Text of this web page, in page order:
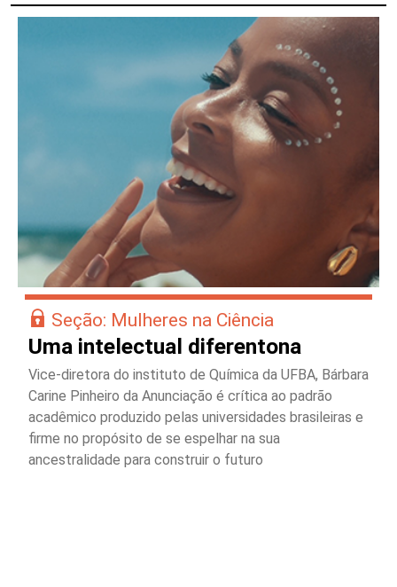
Seção: Mulheres na Ciência
Uma intelectual diferentona
Vice-diretora do instituto de Química da UFBA, Bárbara
Carine Pinheiro da Anunciação é crítica ao padrão
acadêmico produzido pelas universidades brasileiras e
firme no propósito de se espelhar na sua
ancestralidade para construir o futuro